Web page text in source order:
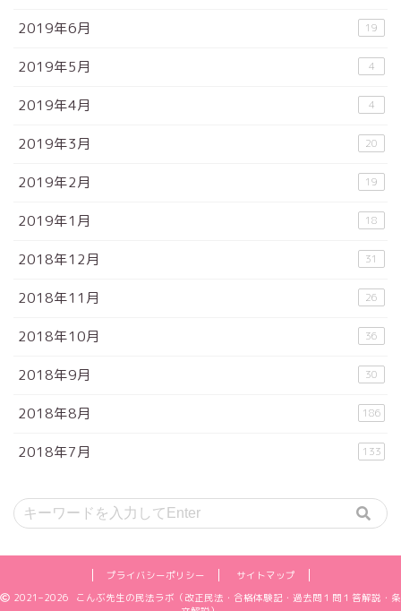
2019年6月 19
2019年5月 4
2019年4月 4
2019年3月 20
2019年2月 19
2019年1月 18
2018年12月 31
2018年11月 26
2018年10月 36
2018年9月 30
2018年8月 186
2018年7月 133
プライバシーポリシー
サイトマップ
2021–2026 こんぶ先生の民法ラボ（改正民法・合格体験記・過去問１問１答解説・条